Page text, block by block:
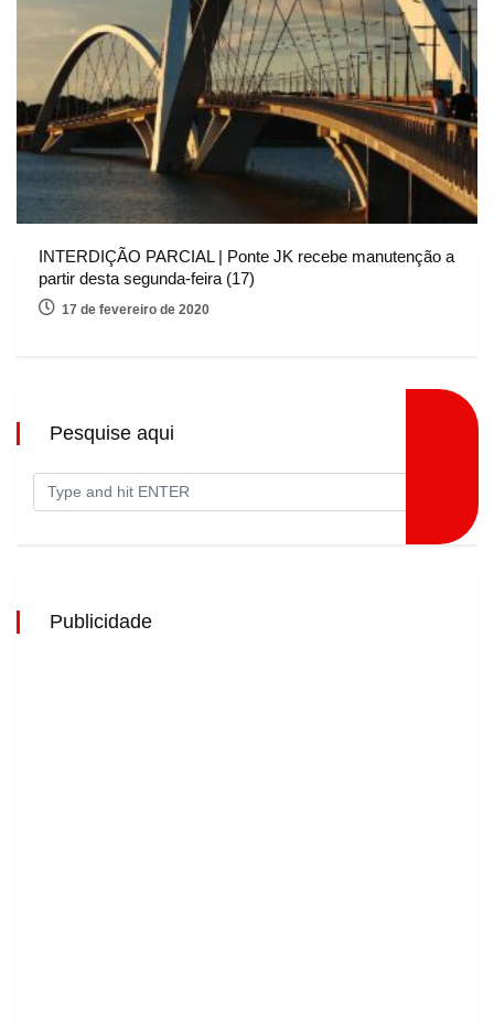
INTERDIÇÃO PARCIAL | Ponte JK recebe manutenção a
partir desta segunda-feira (17)
17 de fevereiro de 2020
Pesquise aqui
Publicidade